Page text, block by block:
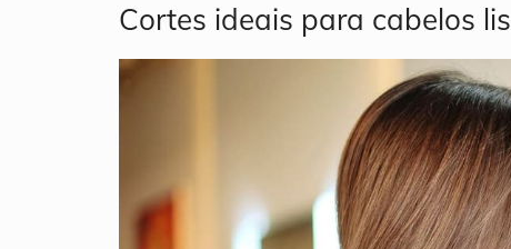
Cortes ideais para cabelos